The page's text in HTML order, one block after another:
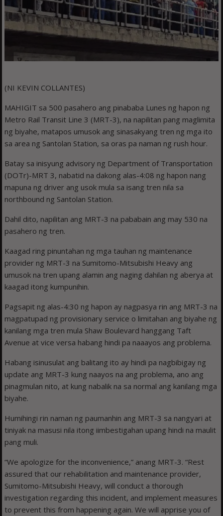
(NI KEVIN COLLANTES)
MAHIGIT sa 500 pasahero ang pinababa Lunes ng hapon ng
Metro Rail Transit Line 3 (MRT-3), na napilitan pang maglimita
ng biyahe, matapos umusok ang sinasakyang tren ng mga ito
sa area ng Santolan Station, sa oras pa naman ng rush hour.
Batay sa inisyung advisory ng Department of Transportation
(DOTr)-MRT 3, nabatid na dakong alas-4:08 ng hapon nang
mapuna ng driver ang usok mula sa isang tren nila sa
northbound ng Santolan Station.
Dahil dito, napilitan ang MRT-3 na pababain ang may 530 na
pasahero ng tren.
Kaagad ring pinuntahan ng mga tauhan ng maintenance
provider ng MRT-3 na Sumitomo-Mitsubishi Heavy ang
umusok na tren upang alamin ang naging dahilan ng aberya at
kaagad itong kumpunihin.
Pagsapit ng alas-4:30 ng hapon ay nagpasya rin ang MRT-3 na
magpatupad ng provisionary service o limitahan ang biyahe ng
kanilang mga tren mula Shaw Boulevard hanggang Taft
Avenue at vice versa habang hindi pa naaayos ang problema.
Habang isinusulat ang balitang ito ay hindi pa nagbibigay ng
update ang MRT-3 kung naayos na ang problema, ano ang
pinagmulan nito, at kung nabalik na sa normal ang kanilang mga
biyahe.
Humihingi rin naman ng paumanhin ang MRT-3 sa nangyari at
tiniyak na masusi nila itong iimbestigahan upang hindi na maulit
pang muli.
“We apologize for the inconvenience,” anang MRT-3. “Rest
assured that our rehabilitation and maintenance provider,
Sumitomo-Mitsubishi Heavy, will conduct a thorough
investigation regarding this incident, and implement measures
to prevent this from happening again. We will apprise you of